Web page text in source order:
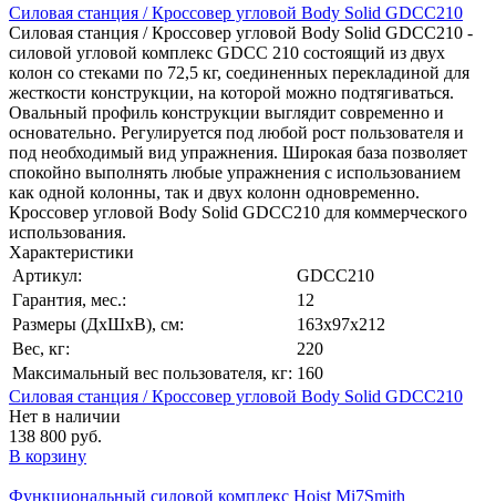
Силовая станция / Кроссовер угловой Body Solid GDCC210
Силовая станция / Кроссовер угловой Body Solid GDCC210 -
силовой угловой комплекс GDCC 210 состоящий из двух
колон со стеками по 72,5 кг, соединенных перекладиной для
жесткости конструкции, на которой можно подтягиваться.
Овальный профиль конструкции выглядит современно и
основательно. Регулируется под любой рост пользователя и
под необходимый вид упражнения. Широкая база позволяет
спокойно выполнять любые упражнения с использованием
как одной колонны, так и двух колонн одновременно.
Кроссовер угловой Body Solid GDCC210 для коммерческого
использования.
Характеристики
Артикул:
GDCC210
Гарантия, мес.:
12
Размеры (ДхШхВ), см:
163х97х212
Вес, кг:
220
Максимальный вес пользователя, кг: 160
Силовая станция / Кроссовер угловой Body Solid GDCC210
Нет в наличии
138 800 руб.
В корзину
Функциональный силовой комплекс Hoist Mi7Smith